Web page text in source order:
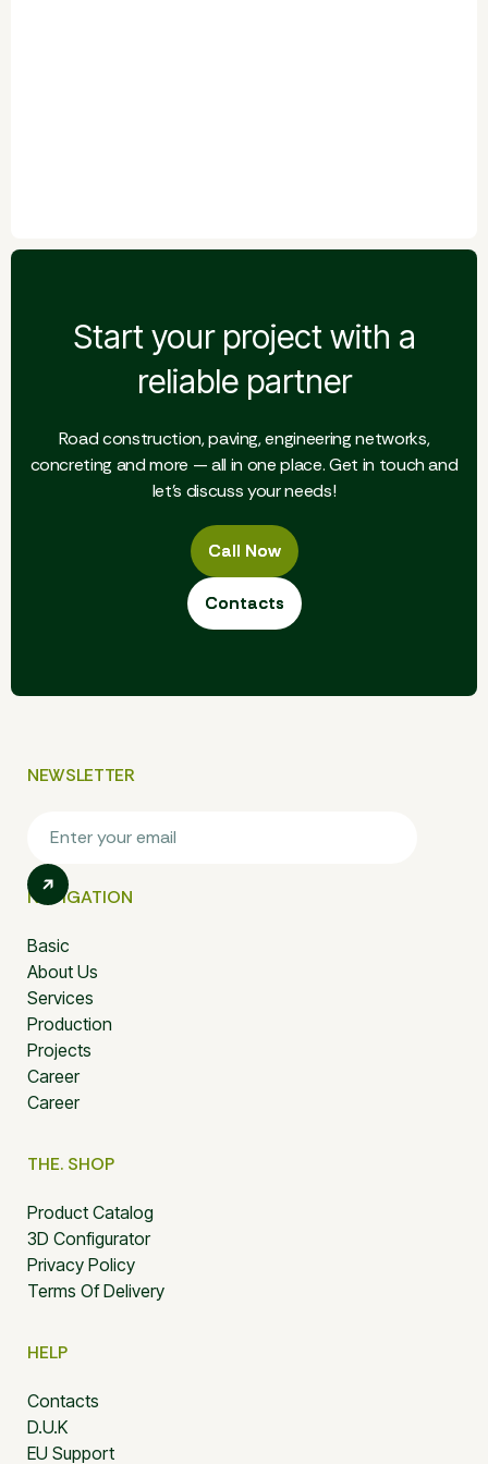
Start your project with a
reliable partner
Road construction, paving, engineering networks,
concreting and more — all in one place. Get in touch and
let's discuss your needs!
Call Now
Call Now
Contacts
Contacts
NEWSLETTER
NAVIGATION
Basic
About Us
Services
Production
Projects
Career
Career
THE. SHOP
Product Catalog
3D Configurator
Privacy Policy
Terms Of Delivery
HELP
Contacts
D.U.K
EU Support